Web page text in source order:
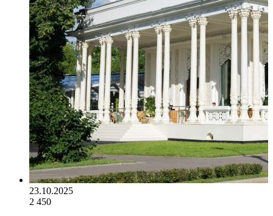
23.10.2025
2 450